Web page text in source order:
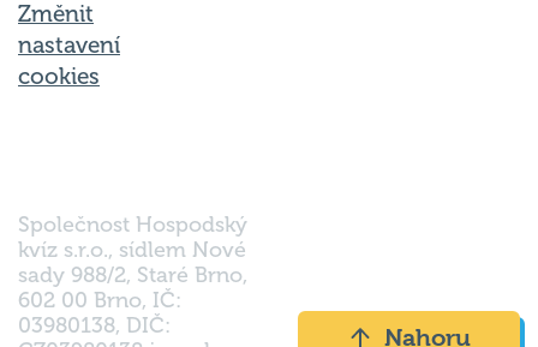
Změnit
nastavení
cookies
Společnost Hospodský
kvíz s.r.o., sídlem Nové
sady 988/2, Staré Brno,
602 00 Brno, IČ:
03980138, DIČ:
Nahoru